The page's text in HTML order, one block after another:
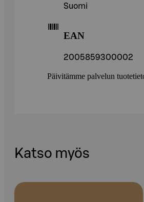
Suomi
EAN
2005859300002
Päivitämme palvelun
Katso myös